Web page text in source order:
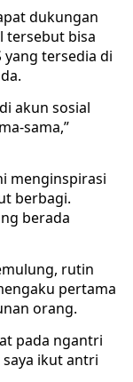
dukungan
tersebut bisa
yang tersedia di
akun sosial
sama,”
menginspirasi
berbagi.
berada
rutin
pertama
orang.
pada ngantri
ikut antri